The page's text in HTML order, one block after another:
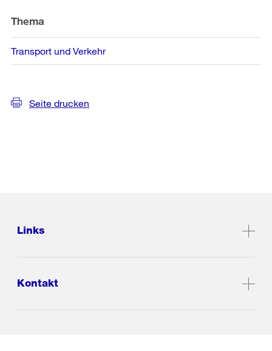
Thema
Transport und Verkehr
Seite drucken
Links
Kontakt